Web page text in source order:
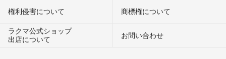
権利侵害について
商標権について
ラクマ公式ショップ
出店について
お問い合わせ